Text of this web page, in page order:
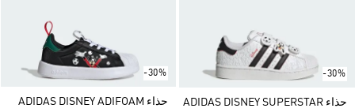
-30%
حذاء ADIDAS DISNEY SUPERSTAR
-30%
حذاء ADIDAS DISNEY ADIFOAM